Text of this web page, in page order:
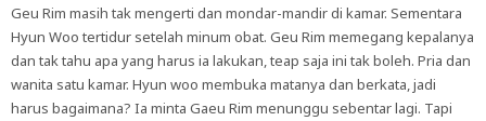
Geu Rim masih tak mengerti dan mondar-mandir di kamar. Sementara
Hyun Woo tertidur setelah minum obat. Geu Rim memegang kepalanya
dan tak tahu apa yang harus ia lakukan, teap saja ini tak boleh. Pria dan
wanita satu kamar. Hyun woo membuka matanya dan berkata, jadi
harus bagaimana? Ia minta Gaeu Rim menunggu sebentar lagi. Tapi